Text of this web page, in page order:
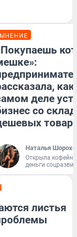
МНЕНИЕ
как
деле
со
Наталья
Открыла
деньги
листья